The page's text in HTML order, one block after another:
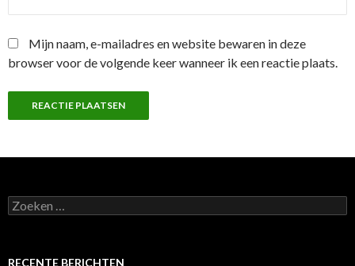
Mijn naam, e-mailadres en website bewaren in deze
browser voor de volgende keer wanneer ik een reactie plaats.
Z
o
e
RECENTE BERICHTEN